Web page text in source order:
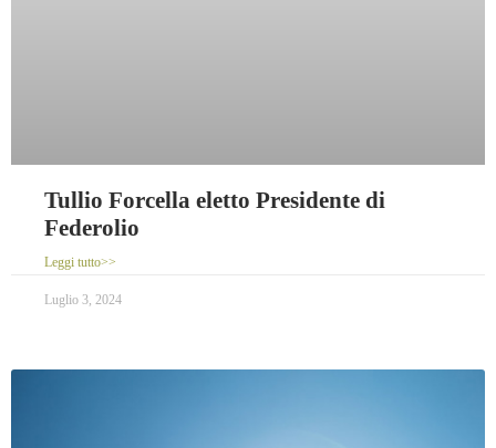
Tullio Forcella eletto Presidente di
Federolio
Leggi tutto>>
Luglio 3, 2024